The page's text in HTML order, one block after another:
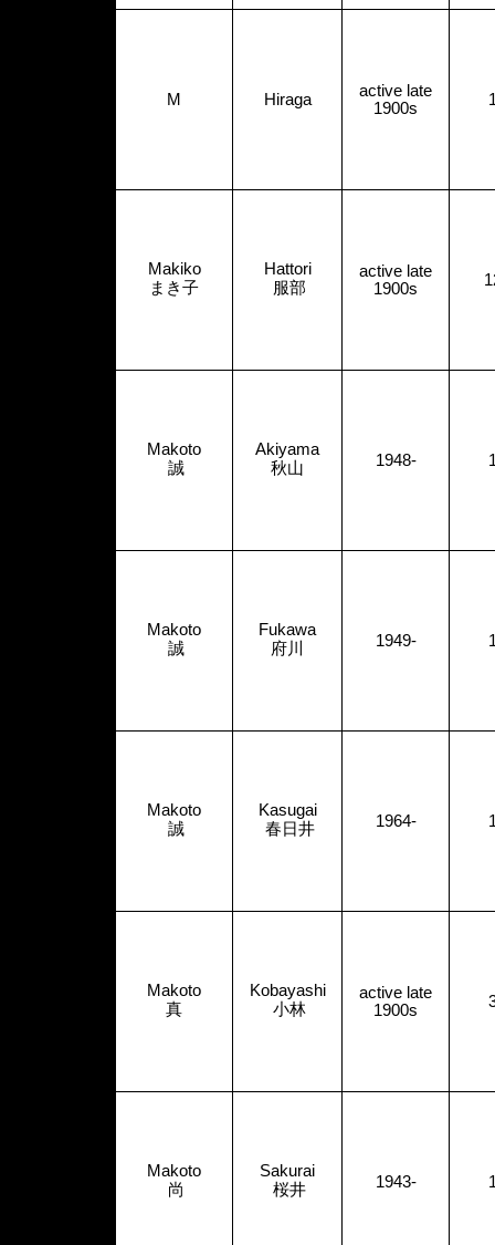
M Hiraga
active late
1900s
Makiko
まき子
Hattori
服部
active late
1900s
Makoto
誠
Akiyama
秋山
1948-
Makoto
誠
Fukawa
府川
1949-
Makoto
誠
Kasugai
春日井
1964-
Makoto
真
Kobayashi
小林
active late
1900s
Makoto
尚
Sakurai
桜井
1943-